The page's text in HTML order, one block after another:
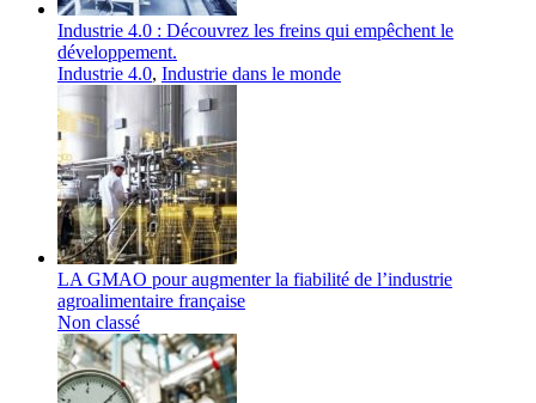
Industrie 4.0 : Découvrez les freins qui empêchent le
développement.
Industrie 4.0, Industrie dans le monde
LA GMAO pour augmenter la fiabilité de l’industrie
agroalimentaire française
Non classé